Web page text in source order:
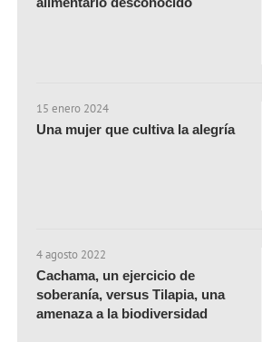
15 enero 2024
Una mujer que cultiva la alegría
4 agosto 2022
Cachama, un ejercicio de
soberanía, versus Tilapia, una
amenaza a la biodiversidad